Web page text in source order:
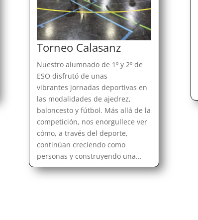
Torneo Calasanz
Nuestro alumnado de 1º y 2º de
ESO disfrutó de unas
vibrantes jornadas deportivas en
las modalidades de ajedrez,
baloncesto y fútbol. Más allá de la
competición, nos enorgullece ver
cómo, a través del deporte,
continúan creciendo como
personas y construyendo una...